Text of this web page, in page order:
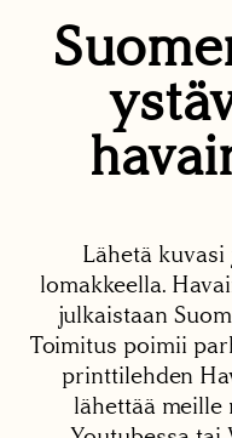
Lähetä
lomakkeella.
julkaistaan
Toimitus poimii
printtilehden
lähettää